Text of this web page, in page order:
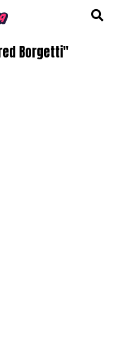
Borgetti"